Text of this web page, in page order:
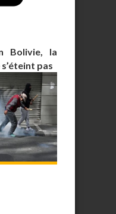
Bolivie, la
pas